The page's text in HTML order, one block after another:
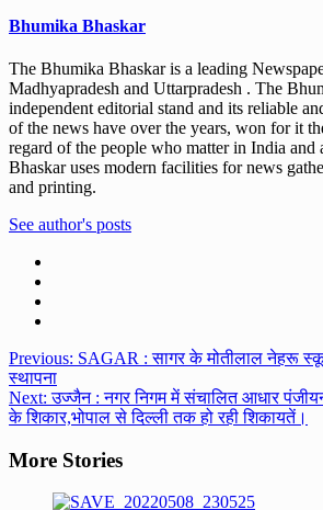
Bhumika Bhaskar
The Bhumika Bhaskar is a leading
Madhyapradesh and Uttarpradesh . The
independent editorial stand and its reliable
of the news have over the years, won for it
regard of the people who matter in India and
Bhaskar uses modern facilities for news
and printing.
See author's posts
Post
navigation
Previous: SAGAR : सागर के मोतीलाल नेहरू
स्थापना
Next:उज्जैन : नगर निगम में संचालित आधार पंजीयन
के शिकार,भोपाल से दिल्ली तक हो रही शिकायतें।
More Stories